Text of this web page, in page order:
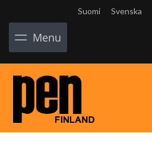
Suomi Svenska
Menu